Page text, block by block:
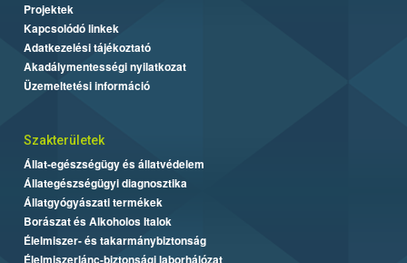
Projektek
Kapcsolódó linkek
Adatkezelési tájékoztató
Akadálymentességi nyilatkozat
Üzemeltetési információ
Szakterületek
Állat-egészségügy és állatvédelem
Állategészségügyi diagnosztika
Állatgyógyászati termékek
Borászat és Alkoholos Italok
Élelmiszer- és takarmánybiztonság
Élelmiszerlánc-biztonsági laborhálózat